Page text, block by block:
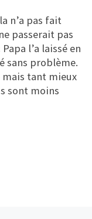
n’a pas fait
passerait pas
l’a laissé en
sans problème.
tant mieux
sont moins